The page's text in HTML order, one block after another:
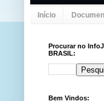
Início
Procurar no
BRASIL:
Bem Vindos: